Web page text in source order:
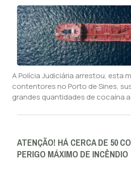
A Polícia Judiciária arrestou, esta
contentores no Porto de Sines,
grandes quantidades de cocaína
ATENÇÃO! HÁ CERCA DE 50
PERIGO MÁXIMO DE INCÊNDIO